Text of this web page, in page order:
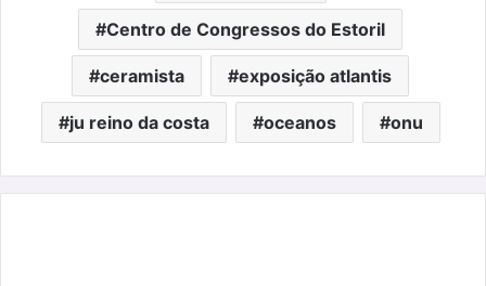
Centro de Congressos do Estoril
ceramista exposição atlantis
ju reino da costa oceanos onu